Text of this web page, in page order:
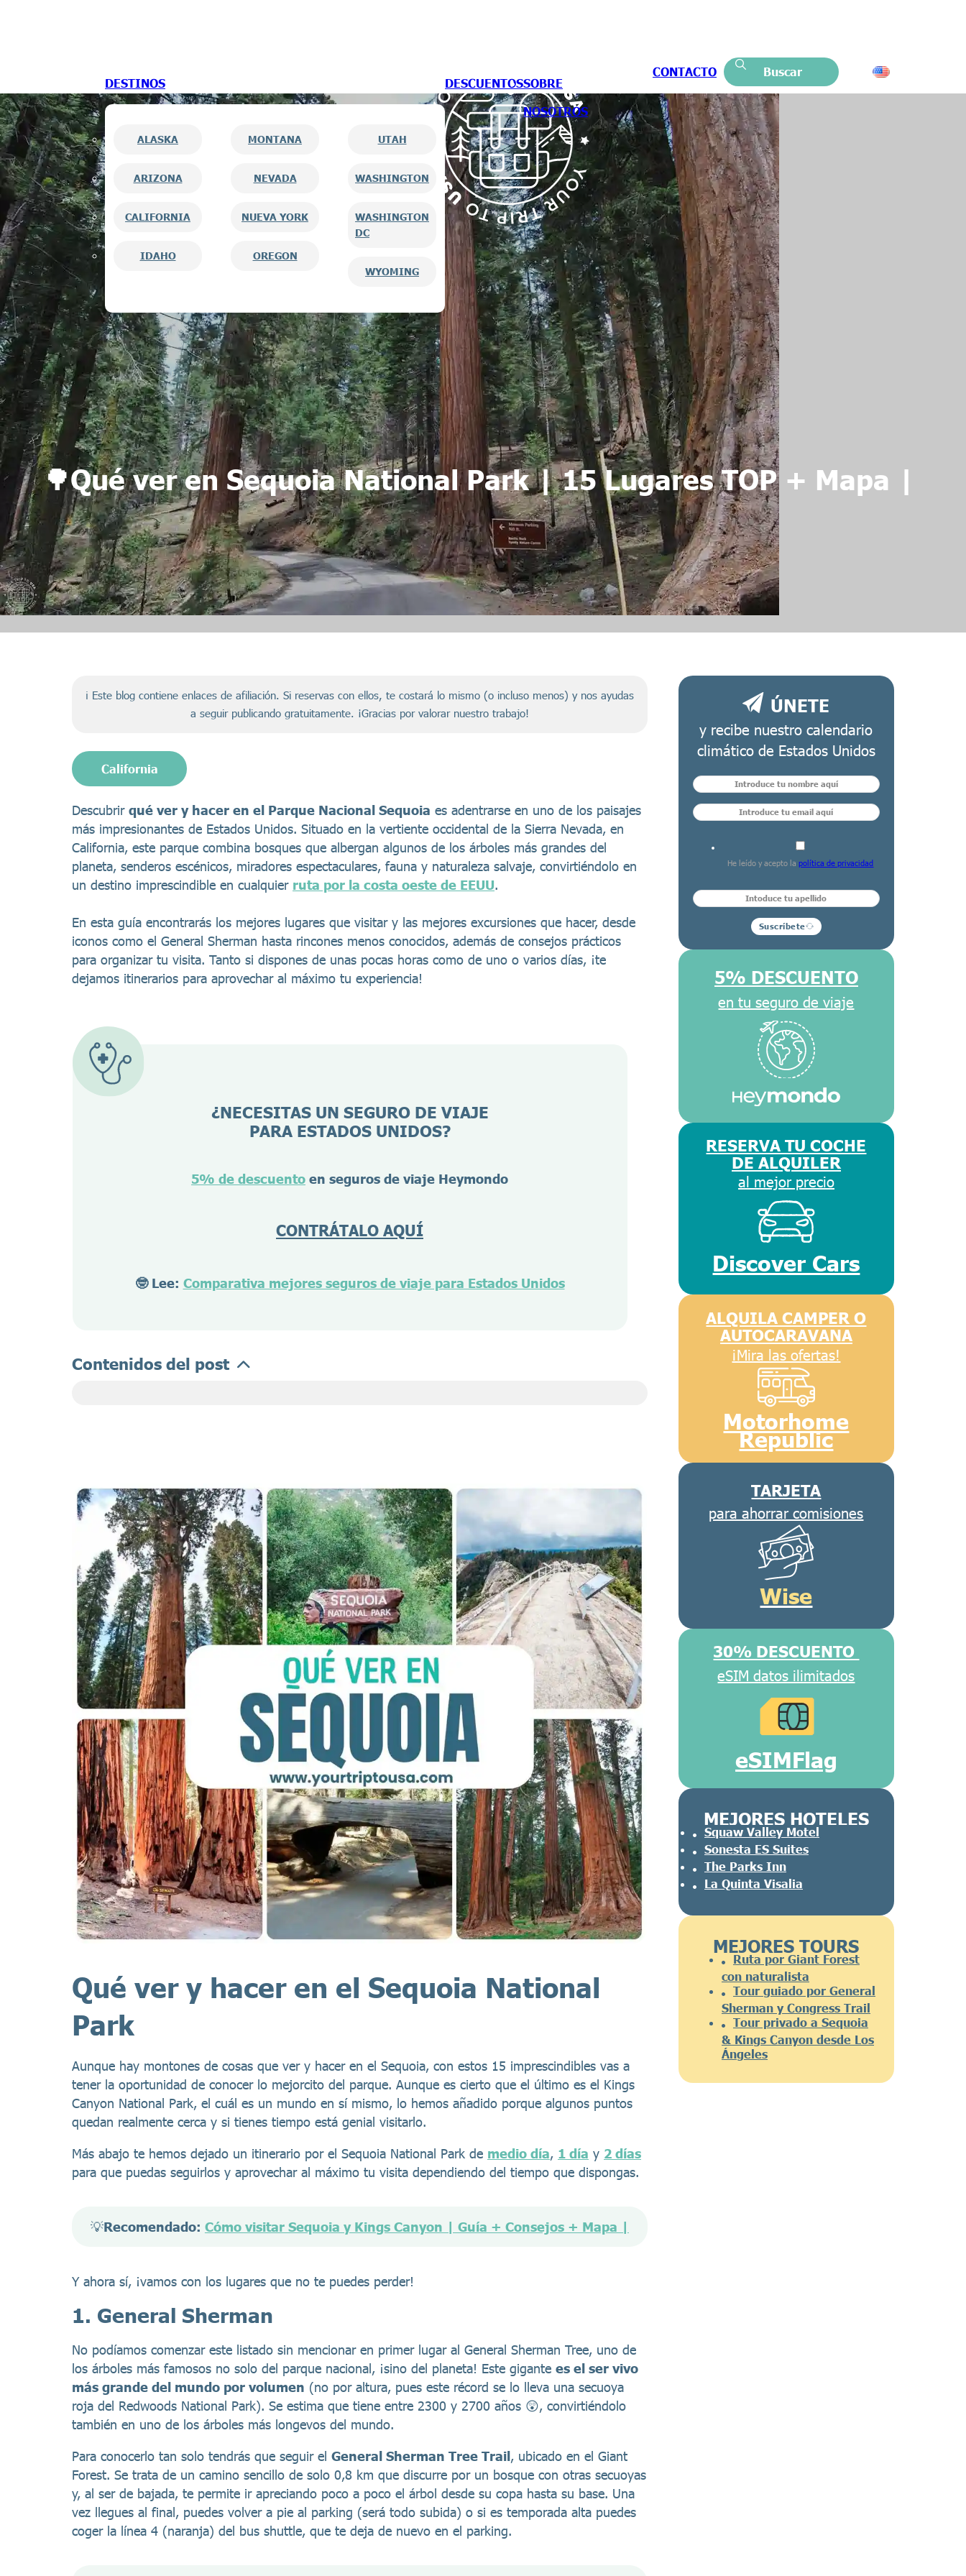
DESTINOS
ALASKA
ARIZONA
CALIFORNIA
IDAHO
MONTANA
NEVADA
NUEVA YORK
OREGON
UTAH
WASHINGTON
WASHINGTON
DC
WYOMING
DESCUENTOSSOBRE
NOSOTROS
CONTACTO
Buscar
🌳Qué ver en Sequoia National Park | 15 Lugares TOP + Mapa |
ℹ️ Este blog contiene enlaces de afiliación. Si reservas con ellos, te costará lo mismo (o incluso menos) y nos ayudas
a seguir publicando gratuitamente. ¡Gracias por valorar nuestro trabajo!
California
Descubrir qué ver y hacer en el Parque Nacional Sequoia es adentrarse en uno de los paisajes
más impresionantes de Estados Unidos. Situado en la vertiente occidental de la Sierra Nevada, en
California, este parque combina bosques que albergan algunos de los árboles más grandes del
planeta, senderos escénicos, miradores espectaculares, fauna y naturaleza salvaje, convirtiéndolo en
un destino imprescindible en cualquier ruta por la costa oeste de EEUU.
En esta guía encontrarás los mejores lugares que visitar y las mejores excursiones que hacer, desde
iconos como el General Sherman hasta rincones menos conocidos, además de consejos prácticos
para organizar tu visita. Tanto si dispones de unas pocas horas como de uno o varios días, ¡te
dejamos itinerarios para aprovechar al máximo tu experiencia!
¿NECESITAS UN SEGURO DE VIAJE
PARA ESTADOS UNIDOS?
5% de descuento en seguros de viaje Heymondo
CONTRÁTALO AQUÍ
🤓 Lee: Comparativa mejores seguros de viaje para Estados Unidos
Contenidos del post
Qué ver y hacer en el Sequoia National
Park
Aunque hay montones de cosas que ver y hacer en el Sequoia, con estos 15 imprescindibles vas a
tener la oportunidad de conocer lo mejorcito del parque. Aunque es cierto que el último es el Kings
Canyon National Park, el cuál es un mundo en sí mismo, lo hemos añadido porque algunos puntos
quedan realmente cerca y si tienes tiempo está genial visitarlo.
Más abajo te hemos dejado un itinerario por el Sequoia National Park de medio día, 1 día y 2 días
para que puedas seguirlos y aprovechar al máximo tu visita dependiendo del tiempo que dispongas.
💡Recomendado: Cómo visitar Sequoia y Kings Canyon | Guía + Consejos + Mapa |
Y ahora sí, ¡vamos con los lugares que no te puedes perder!
1. General Sherman
No podíamos comenzar este listado sin mencionar en primer lugar al General Sherman Tree, uno de
los árboles más famosos no solo del parque nacional, ¡sino del planeta! Este gigante es el ser vivo
más grande del mundo por volumen (no por altura, pues este récord se lo lleva una secuoya
roja del Redwoods National Park). Se estima que tiene entre 2300 y 2700 años 😲, convirtiéndolo
también en uno de los árboles más longevos del mundo.
Para conocerlo tan solo tendrás que seguir el General Sherman Tree Trail, ubicado en el Giant
Forest. Se trata de un camino sencillo de solo 0,8 km que discurre por un bosque con otras secuoyas
y, al ser de bajada, te permite ir apreciando poco a poco el árbol desde su copa hasta su base. Una
vez llegues al final, puedes volver a pie al parking (será todo subida) o si es temporada alta puedes
coger la línea 4 (naranja) del bus shuttle, que te deja de nuevo en el parking.
ÚNETE
y recibe nuestro calendario
climático de Estados Unidos
He leído y acepto lapolítica de privacidad
Suscríbete
5% DESCUENTO
en tu seguro de viaje
RESERVA TU COCHE
DE ALQUILER
al mejor precio
Discover Cars
ALQUILA CAMPER O
AUTOCARAVANA
¡Mira las ofertas!
Motorhome
Republic
TARJETA
para ahorrar comisiones
Wise
30% DESCUENTO
eSIM datos ilimitados
eSIMFlag
MEJORES HOTELES
Squaw Valley Motel
Sonesta ES Suites
The Parks Inn
La Quinta Visalia
MEJORES TOURS
Ruta por Giant Forest
con naturalista
Tour guiado por General
Sherman y Congress Trail
Tour privado a Sequoia
& Kings Canyon desde Los
Ángeles